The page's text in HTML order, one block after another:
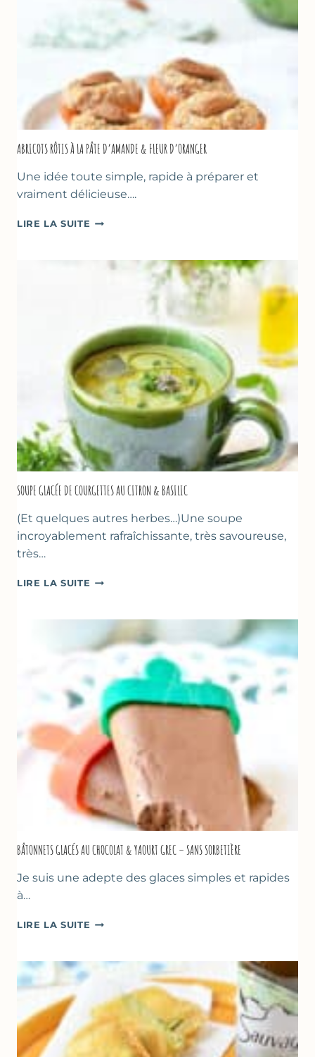
ABRICOTS RÔTIS À LA PÂTE D’AMANDE & FLEUR D’ORANGER
Une idée toute simple, rapide à préparer et
vraiment délicieuse….
LIRE LA SUITE ABRICOTS
D’ORANGER
SOUPE GLACÉE DE COURGETTES AU CITRON & BASILIC
(Et quelques autres herbes…)Une soupe
incroyablement rafraîchissante, très savoureuse,
très…
LIRE LA SUITE SOUPE
COURGETTES
AU
CITRON
BASILIC
BÂTONNETS GLACÉS AU CHOCOLAT & YAOURT GREC – SANS SORBETIÈRE
Je suis une adepte des glaces simples et rapides
à…
LIRE LA SUITE BÂTONNETS
CHOCOLAT
YAOURT
GREC
–
SANS
SORBETIÈRE